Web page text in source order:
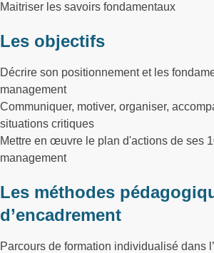
Maitriser les savoirs fondamentaux
Les objectifs
Décrire son positionnement et les
management
Communiquer, motiver, organiser,
situations critiques
Mettre en œuvre le plan d'actions de ses
management
Les méthodes
d’encadrement
Parcours de formation individualisé dans